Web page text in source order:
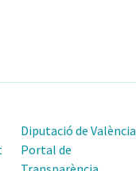
Diputació de València
Portal de